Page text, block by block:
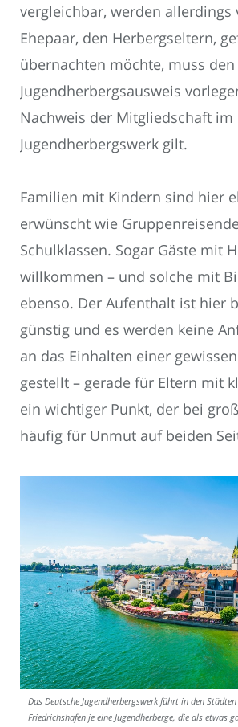
vergleichbar, werden allerdings
Ehepaar, den Herbergseltern,
übernachten möchte, muss den
Jugendherbergsausweis
Nachweis der Mitgliedschaft im
Jugendherbergswerk gilt.
Familien mit Kindern sind hier
erwünscht wie
Schulklassen. Sogar Gäste mit
willkommen – und solche mit
ebenso. Der Aufenthalt ist hier
günstig und es werden keine
an das Einhalten einer
gestellt – gerade für Eltern mit
ein wichtiger Punkt, der bei
häufig für Unmut auf beiden
Das Deutsche Jugendherbergswerk führt in den
Friedrichshafen je eine Jugendherberge, die als etwas